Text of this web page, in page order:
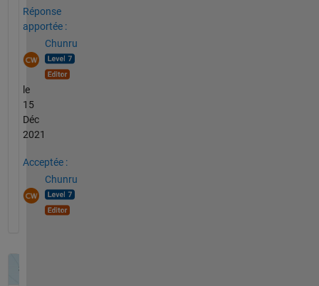
Réponse
apportée :
Chunru
le
15
Déc
2021
Acceptée :
Chunru